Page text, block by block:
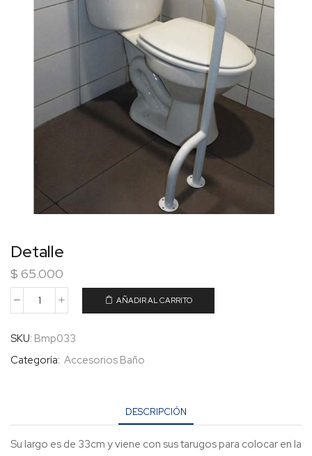
Detalle
$ 65.000
AÑADIR AL CARRITO
SKU: Bmp033
Categoría: Accesorios Baño
DESCRIPCIÓN
Su largo es de 33cm y viene con sus tarugos para colocar en la